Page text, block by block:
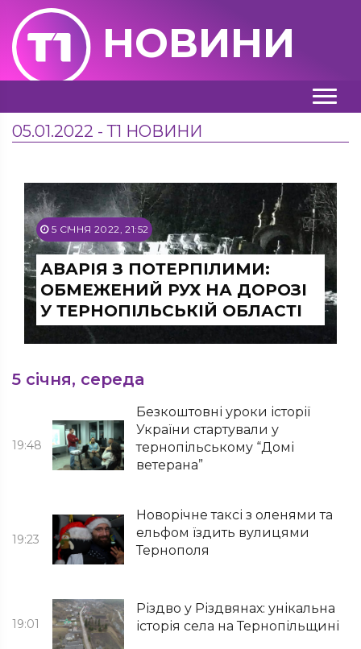
НОВИНИ
05.01.2022 - Т1 НОВИНИ
5 СІЧНЯ 2022, 21:52
АВАРІЯ З ПОТЕРПІЛИМИ:
ОБМЕЖЕНИЙ РУХ НА ДОРОЗІ
У ТЕРНОПІЛЬСЬКІЙ ОБЛАСТІ
5 січня, середа
19:48
Безкоштовні уроки історії
України стартували у
тернопільському “Домі
ветерана”
19:23
Новорічне таксі з оленями та
ельфом їздить вулицями
Тернополя
19:01
Різдво у Різдвянах: унікальна
історія села на Тернопільщині